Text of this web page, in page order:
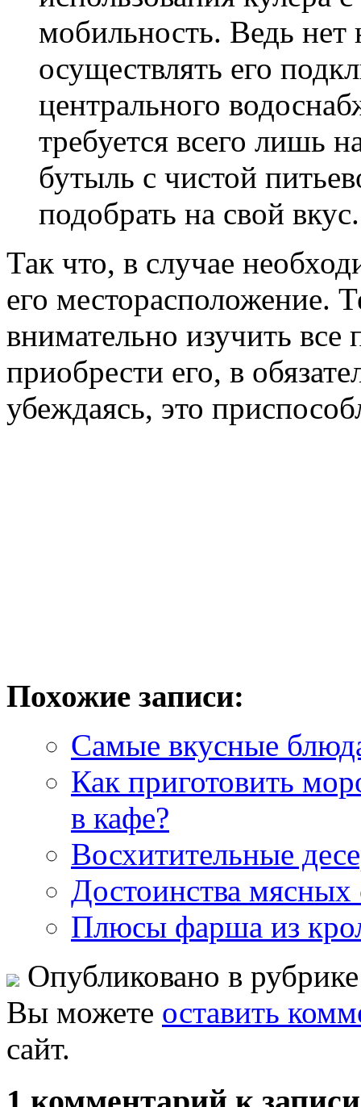
мобильность. Ведь нет
осуществлять его
центрального
требуется всего лишь
бутыль с чистой
подобрать на свой вкус.
Так что, в случае
его месторасположение.
внимательно изучить
приобрести его, в
убеждаясь, это
Похожие записи:
Самые вкусные
Как приготовить
в кафе?
Восхитительные
Достоинства мясных
Плюсы фарша из
Опубликовано в
Вы можете оставить
сайт.